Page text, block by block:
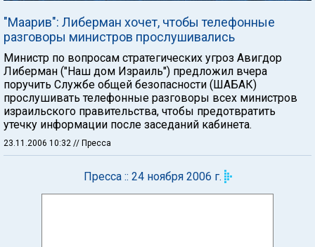
"Маарив": Либерман хочет, чтобы телефонные
разговоры министров прослушивались
Министр по вопросам стратегических угроз Авигдор
Либерман ("Наш дом Израиль") предложил вчера
поручить Службе общей безопасности (ШАБАК)
прослушивать телефонные разговоры всех министров
израильского правительства, чтобы предотвратить
утечку информации после заседаний кабинета.
23.11.2006 10:32 // Пресса
Пресса :: 24 ноября 2006 г.